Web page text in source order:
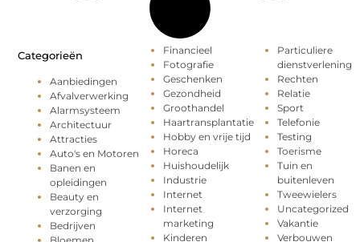
Categorieën
Aanbiedingen
Afvalverwerking
Alarmsysteem
Architectuur
Attracties
Auto's en Motoren
Banen en
opleidingen
Beauty en
verzorging
Bedrijven
Financieel
Fotografie
Geschenken
Gezondheid
Groothandel
Haartransplantatie
Hobby en vrije tijd
Horeca
Huishoudelijk
Industrie
Internet
Internet
marketing
Kinderen
Particuliere
dienstverlening
Rechten
Relatie
Sport
Telefonie
Testing
Toerisme
Tuin en
buitenleven
Tweewielers
Uncategorized
Vakantie
Verbouwen